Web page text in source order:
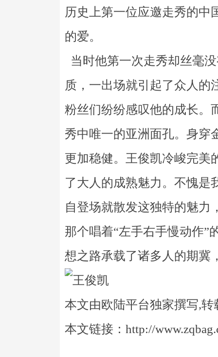
历史上第一位应邀走秀的中
的爱。
当时他第一次走秀却丝毫
质，一出场就引起了众人的
粉丝们纷纷感叹他的成长。
秀中唯一的亚洲面孔。身穿
更加稳健。王俊凯冷峻完美
了大人的成熟魅力。不愧是
自登场就散发这独特的魅力
那个唱着“左手右手慢动作”
想之路承载了诸多人的期冀
本文由欧陆平台独家撰写,转
本文链接：http://